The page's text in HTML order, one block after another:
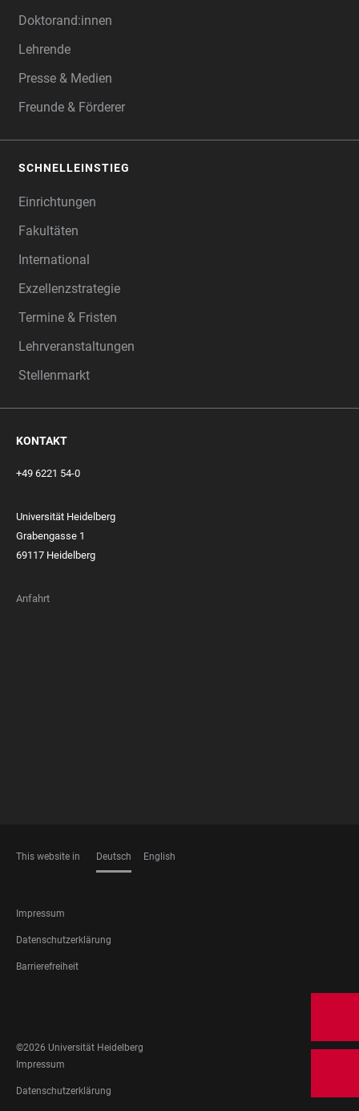
Doktorand:innen
Lehrende
Presse & Medien
Freunde & Förderer
SCHNELLEINSTIEG
Einrichtungen
Fakultäten
International
Exzellenzstrategie
Termine & Fristen
Lehrveranstaltungen
Stellenmarkt
KONTAKT
+49 6221 54-0
Universität Heidelberg
Grabengasse 1
69117 Heidelberg
Anfahrt
This website in Deutsch English
FOOTER
LEGAL
Impressum
Datenschutzerklärung
Barrierefreiheit
MEDIA
©2026 Universität Heidelberg
FOOTER
LEGAL
Impressum
Datenschutzerklärung